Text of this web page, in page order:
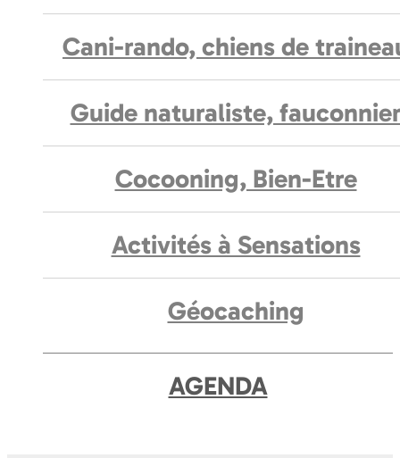
Cani-rando, chiens de
Guide naturaliste,
Cocooning, Bien-Etre
Activités à Sensations
Géocaching
AGENDA